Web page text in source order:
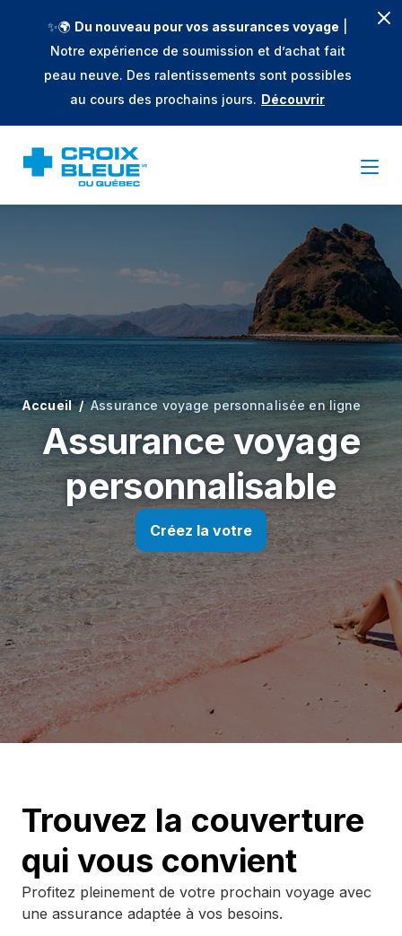
✨🌍 Du nouveau pour vos assurances voyage
Notre expérience de soumission et d’achat fait
peau neuve. Des ralentissements sont possibles
au cours des prochains jours. Découvrir
Accueil Assurance voyage personnalisée en ligne
Assurance voyage
personnalisable
Créez la votre
Trouvez la couverture
qui vous convient
Profitez pleinement de votre prochain voyage avec
une assurance adaptée à vos besoins.